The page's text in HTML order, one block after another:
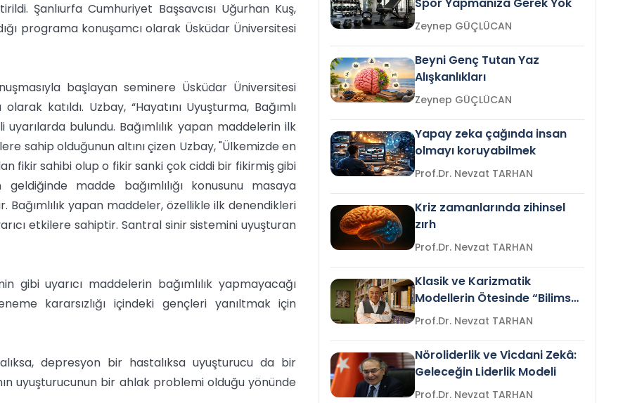
Şanlıurfa Cumhuriyet Başsavcısı Uğurhan Kuş,
programa konuşamcı olarak Üsküdar Üniversitesi
başlayan seminere Üsküdar Üniversitesi
katıldı. Uzbay, “Hayatını Uyuşturma, Bağımlı
bulundu. Bağımlılık yapan maddelerin ilk
sahip olduğunun altını çizen Uzbay, "Ülkemizde en
fikir sahibi olup o fikir sanki çok ciddi bir fikirmiş gibi
geldiğinde madde bağımlılığı konusunu masaya
Bağımlılık yapan maddeler, özellikle ilk denendikleri
etkilere sahiptir. Santral sinir sistemini uyuşturan
gibi uyarıcı maddelerin bağımlılık yapmayacağı
kararsızlığı içindeki gençleri yanıltmak için
depresyon bir hastalıksa uyuşturucu da bir
uyuşturucunun bir ahlak problemi olduğu yönünde
Zeynep GÜÇLÜCAN
Beyni Genç Tutan Yaz
Alışkanlıkları
Zeynep GÜÇLÜCAN
Yapay zeka çağında insan
olmayı koruyabilmek
Prof.Dr. Nevzat TARHAN
Kriz zamanlarında zihinsel
zırh
Prof.Dr. Nevzat TARHAN
Klasik ve Karizmatik
Modellerin Ötesinde “Bilimsel
Liderlik”
Prof.Dr. Nevzat TARHAN
Nöroliderlik ve Vicdani Zekâ:
Geleceğin Liderlik Modeli
Prof.Dr. Nevzat TARHAN